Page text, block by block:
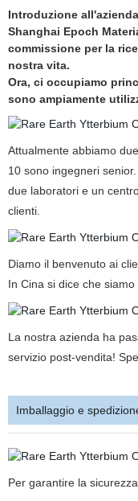
Introduzione all'azienda
Shanghai Epoch
commissione per la
nostra vita.
Ora, ci occupiamo
sono ampiamente
Attualmente abbiamo
10 sono ingegneri
due laboratori e un
clienti.
Diamo il benvenuto ai
In Cina si dice che
La nostra azienda ha
servizio post-vendita!
Imballaggio e
Per garantire la